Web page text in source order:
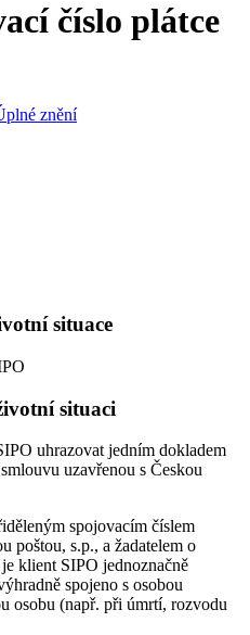
číslo plátce
znění
situace
situaci
uhrazovat jedním dokladem
uzavřenou s Českou
spojovacím číslem
poštou, s.p., a žadatelem o
klient SIPO jednoznačně
spojeno s osobou
osobu (např. při úmrtí, rozvodu